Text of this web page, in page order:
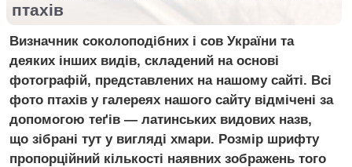
птахів
Визначник соколоподібних і сов України та
деяких інших видів, складений на основі
фотографій, представлених на нашому сайті. Всі
фото птахів у галереях нашого сайту відмічені за
допомогою теґів — латинських видових назв,
що зібрані тут у вигляді хмари. Розмір шрифту
пропорційний кількості наявних зображень того